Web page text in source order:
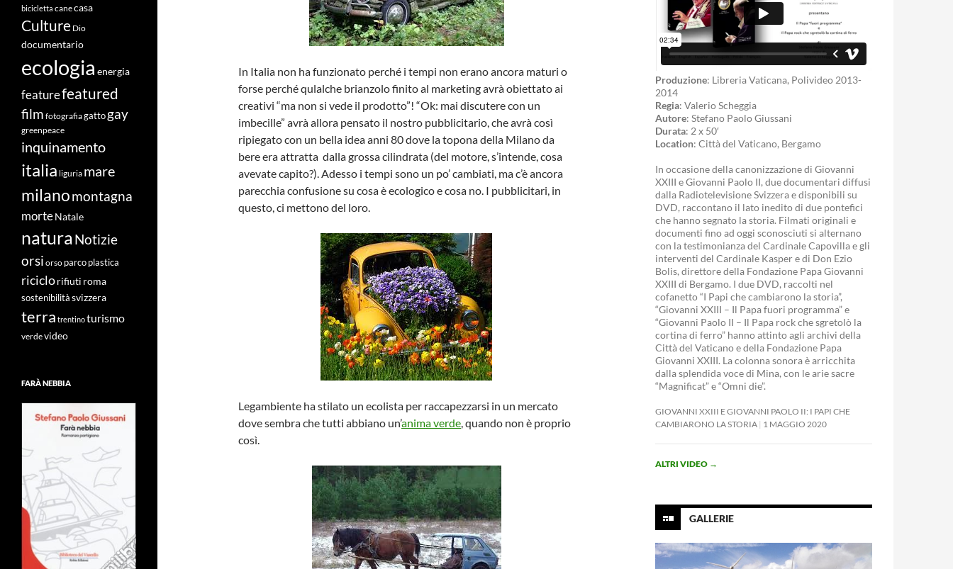
In Italia non ha funzionato perché i tempi non erano ancora maturi o
forse perché qulalche brianzolo finito al marketing avrà obiettato ai
creativi “ma non si vede il prodotto”! “Ok: mai discutere con un
imbecille” avrà allora pensato il nostro pubblicitario, che avrà così
ripiegato con un bella idea anni 80 dove la topona della Milano da
bere era attratta dalla grossa cilindrata (del motore, s’intende, cosa
avevate capito?). Adesso i tempi sono un po’ cambiati, ma c’è ancora
parecchia confusione su cosa è ecologico e cosa no. I pubblicitari, in
questo, ci mettono del loro.
Legambiente ha stilato un ecolista per raccapezzarsi in un mercato
dove sembra che tutti abbiano un’anima verde, quando non è proprio
così.
Produzione: Libreria Vaticana, Polivideo 2013-
2014
Regia: Valerio Scheggia
Autore: Stefano Paolo Giussani
Durata: 2 x 50′
Location: Città del Vaticano, Bergamo
In occasione della canonizzazione di Giovanni
XXIII e Giovanni Paolo II, due documentari diffusi
dalla Radiotelevisione Svizzera e disponibili su
DVD, raccontano il lato inedito di due pontefici
che hanno segnato la storia. Filmati originali e
documenti fino ad oggi sconosciuti si alternano
con la testimonianza del Cardinale Capovilla e gli
interventi del Cardinale Kasper e di Don Ezio
Bolis, direttore della Fondazione Papa Giovanni
XXIII di Bergamo. I due DVD, raccolti nel
cofanetto “I Papi che cambiarono la storia”,
“Giovanni XXIII – Il Papa fuori programma” e
“Giovanni Paolo II – Il Papa rock che sgretolò la
cortina di ferro” hanno attinto agli archivi della
Città del Vaticano e della Fondazione Papa
Giovanni XXIII. La colonna sonora è arricchita
dalla splendida voce di Mina, con le arie sacre
“Magnificat” e “Omni die”.
GIOVANNI XXIII E GIOVANNI PAOLO II: I PAPI CHE
CAMBIARONO LA STORIA 1 MAGGIO 2020
ALTRI VIDEO →
GALLERIE
bicicletta canecasa
Culture Dio
documentario
ecologia energia
featurefeatured
film fotografiagatto gay
greenpeace
inquinamento
italia liguria mare
milanomontagna
morteNatale
naturaNotizie
orsi orso parco plastica
riciclorifiuti roma
sostenibilità svizzera
terra trentinoturismo
verdevideo
FARÀ NEBBIA